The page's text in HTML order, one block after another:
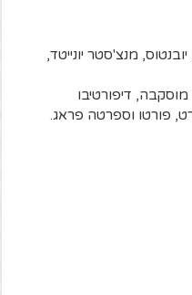
מנצ'סטר יונייטד,
מוסקבה, דיפורטיבו
פורטו וספרטה פראג.